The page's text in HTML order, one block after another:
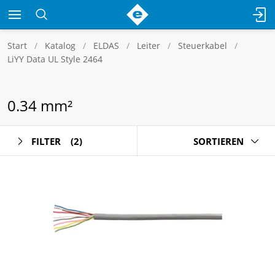
Start Katalog ELDAS Leiter
Steuerkabel
LiYY Data UL Style 2464
0.34 mm²
FILTER (2) SORTIEREN